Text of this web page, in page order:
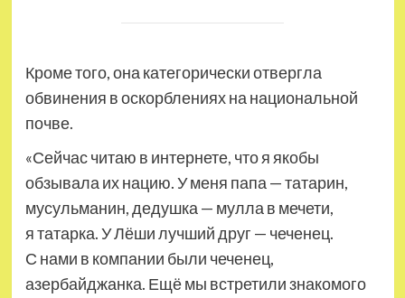
Кроме того, она категорически отвергла
обвинения в оскорблениях на национальной
почве.
«Сейчас читаю в интернете, что я якобы
обзывала их нацию. У меня папа — татарин,
мусульманин, дедушка — мулла в мечети,
я татарка. У Лёши лучший друг — чеченец.
С нами в компании были чеченец,
азербайджанка. Ещё мы встретили знакомого